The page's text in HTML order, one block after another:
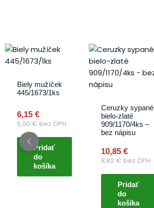
Biely mužíček
445/1673/1ks
6,15 €
5,00 € bez DPH
Pridať
do
košíka
Ceruzky sypané
bielo-zlaté
909/1170/4ks –
bez nápisu
10,85 €
8,82 € bez DPH
Pridať
do
košíka